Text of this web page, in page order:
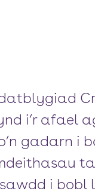
i’r afael
gadarn i
i bobl